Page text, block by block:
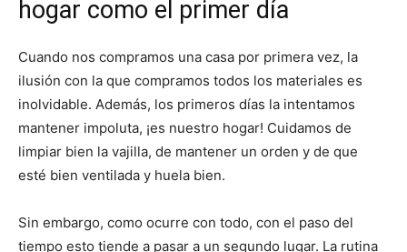
hogar como el primer día
Cuando nos compramos una casa por primera vez, la
ilusión con la que compramos todos los materiales es
inolvidable. Además, los primeros días la intentamos
mantener impoluta, ¡es nuestro hogar! Cuidamos de
limpiar bien la vajilla, de mantener un orden y de que
esté bien ventilada y huela bien.
Sin embargo, como ocurre con todo, con el paso del
tiempo esto tiende a pasar a un segundo lugar. La rutina